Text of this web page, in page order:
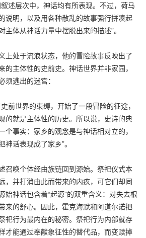
层次中，神话均有所表现。不过，荷马
说明，以及用各种散乱的故事强行拼凑起
体从神话力量中摆脱出来的描述”。
处于流浪状态，他的冒险故事反映出了
的主体性的史前史。神话世界并非家园，
须逃出的迷宫：
世界的束缚，开始了一段冒险的征途，
的就是主体性的历史。所以说，史诗的典
个事实：家乡的观念是与神话相对立的，
话表现成了家乡”。
唤个体经由族链回到源始。祭祀仪式本
，并打消由此而带来的内疚，可它们却同
始神话包含着“起源”的双重含义：对失去根
来的舒心。因此，霍克海默和阿道尔诺把
祀行为最内在的秘密。祭祀行为内部就存
才能通过奉献象征性的替代品，而变赎掉